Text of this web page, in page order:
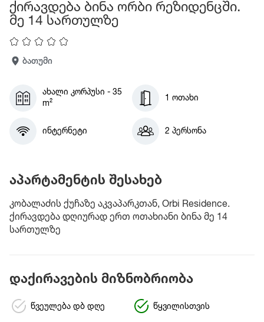
ქირავდება ბინა ორბი რეზიდენცში.
მე 14 სართულზე
ბათუმი
ახალი კორპუსი - 35
m²
1 ოთახი
ინტერნეტი 2 პერსონა
აპარტამენტის შესახებ
კობალაძის ქუჩაზე აკვაპარკთან, Orbi Residence.
ქირავდება დღიურად ერთ ოთახიანი ბინა მე 14
სართულზე
დაქირავების მიზნობრიობა
წვეულება დბ დღე წყვილისთვის